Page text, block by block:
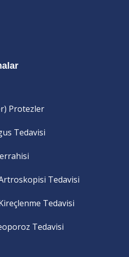
Protezler
Tedavisi
Tedavisi
Tedavisi
Tedavisi